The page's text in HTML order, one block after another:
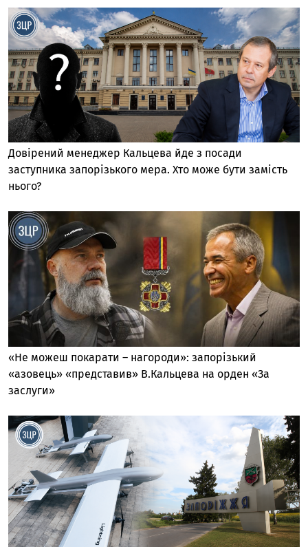
Довірений менеджер Кальцева йде з посади
заступника запорізького мера. Хто може бути замість
нього?
«Не можеш покарати – нагороди»: запорізький
«азовець» «представив» В.Кальцева на орден «За
заслуги»